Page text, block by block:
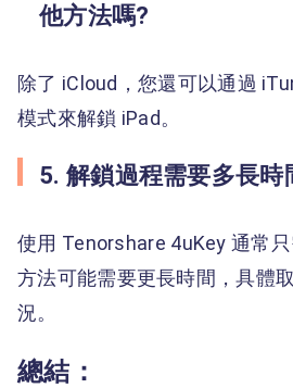
他方法嗎?
除了 iCloud，您還可以通過
模式來解鎖 iPad。
5. 解鎖過程需要多長時
使用 Tenorshare 4uKey 通常
方法可能需要更長時間，具體
況。
總結：